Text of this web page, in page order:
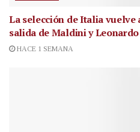
La selección de Italia
salida de Maldini y
HACE 1 SEMANA